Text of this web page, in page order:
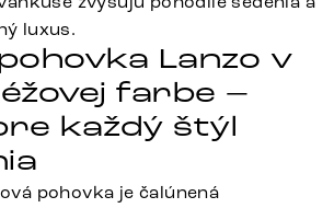
luxus.
Lanzo v
farbe –
každý štýl
pohovka je čalúnená